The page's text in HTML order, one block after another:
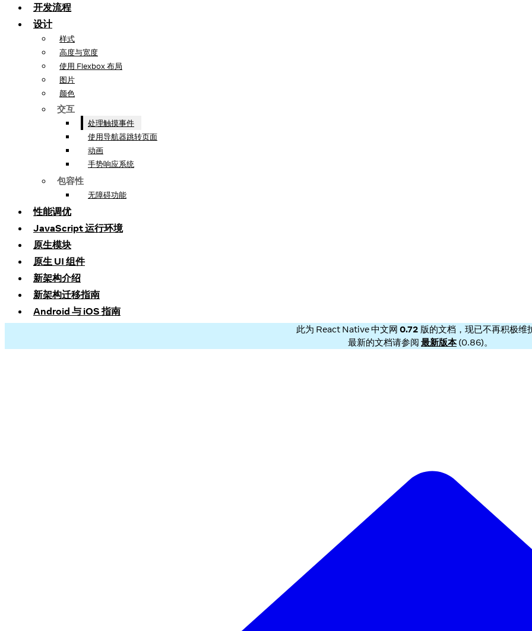
开发流程
设计
样式
高度与宽度
使用 Flexbox 布局
图片
颜色
交互
处理触摸事件
使用导航器跳转页面
动画
手势响应系统
包容性
无障碍功能
性能调优
JavaScript 运行环境
原生模块
原生 UI 组件
新架构介绍
新架构迁移指南
Android 与 iOS 指南
此为 React Native 中文网 0.72 版的文档，现已不再积极维
最新的文档请参阅 最新版本(0.86)。